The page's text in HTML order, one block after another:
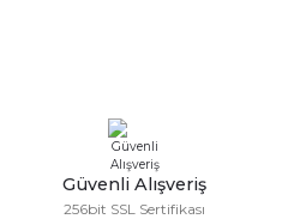
Güvenli Alışveriş
256bit SSL Sertifikası